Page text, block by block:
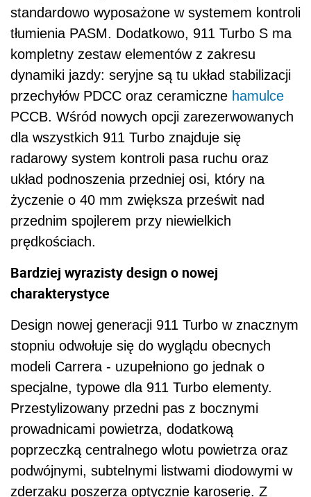
standardowo wyposażone w systemem kontroli
tłumienia PASM. Dodatkowo, 911 Turbo S ma
kompletny zestaw elementów z zakresu
dynamiki jazdy: seryjne są tu układ stabilizacji
przechyłów PDCC oraz ceramiczne hamulce
PCCB. Wśród nowych opcji zarezerwowanych
dla wszystkich 911 Turbo znajduje się
radarowy system kontroli pasa ruchu oraz
układ podnoszenia przedniej osi, który na
życzenie o 40 mm zwiększa prześwit nad
przednim spojlerem przy niewielkich
prędkościach.
Bardziej wyrazisty design o nowej
charakterystyce
Design nowej generacji 911 Turbo w znacznym
stopniu odwołuje się do wyglądu obecnych
modeli Carrera - uzupełniono go jednak o
specjalne, typowe dla 911 Turbo elementy.
Przestylizowany przedni pas z bocznymi
prowadnicami powietrza, dodatkową
poprzeczką centralnego wlotu powietrza oraz
podwójnymi, subtelnymi listwami diodowymi w
zderzaku poszerza optycznie karoserię. Z